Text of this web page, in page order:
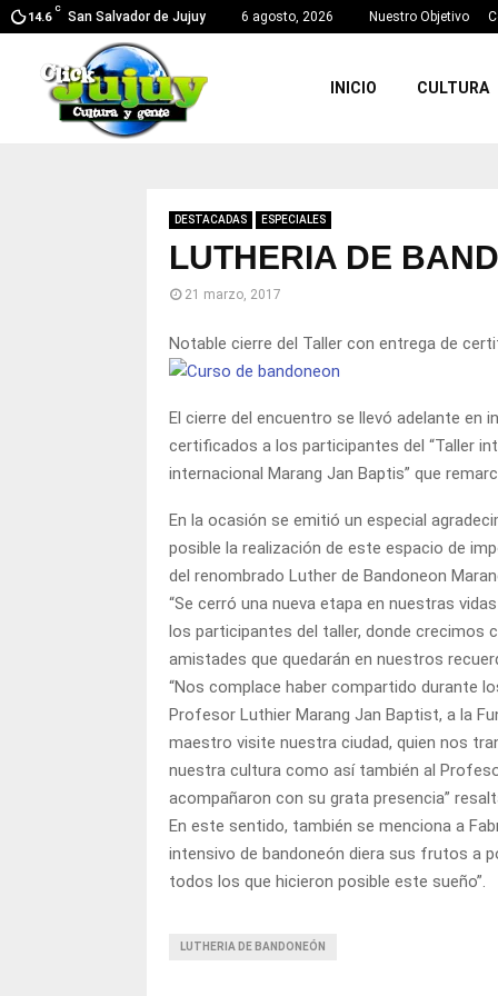
14.6
C
San Salvador de Jujuy 6 agosto, 2026 Nuestro Objetivo
INICIO CULTURA
DESTACADAS ESPECIALES
LUTHERIA DE
21 marzo, 2017
Notable cierre del Taller con entrega de
El cierre del encuentro se llevó adelante en
certificados a los participantes del “Taller
internacional Marang Jan Baptis” que
En la ocasión se emitió un especial
posible la realización de este espacio de
del renombrado Luther de Bandoneon
“Se cerró una nueva etapa en nuestras
los participantes del taller, donde crecimos
amistades que quedarán en nuestros
“Nos complace haber compartido durante
Profesor Luthier Marang Jan Baptist, a la
maestro visite nuestra ciudad, quien nos
nuestra cultura como así también al
acompañaron con su grata presencia”
En este sentido, también se menciona a
intensivo de bandoneón diera sus frutos a
todos los que hicieron posible este sueño”.
LUTHERIA DE BANDONEÓN